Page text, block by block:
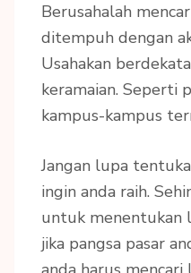
Berusahalah
ditempuh dengan
Usahakan
keramaian. Seperti
kampus-kampus
Jangan lupa
ingin anda raih.
untuk menentukan
jika pangsa pasar